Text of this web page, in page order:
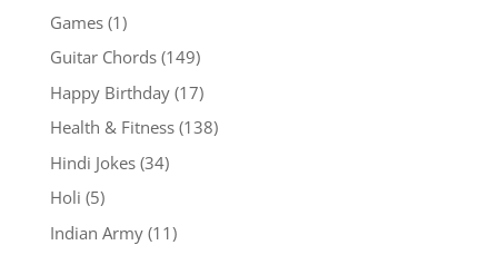
Games(1)
Guitar Chords(149)
Happy Birthday(17)
Health & Fitness(138)
Hindi Jokes(34)
Holi (5)
Indian Army(11)